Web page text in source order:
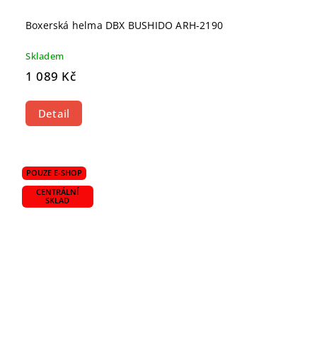
Boxerská helma DBX BUSHIDO ARH-2190
Skladem
1 089 Kč
Detail
POUZE E-SHOP
CENTRÁLNÍ
SKLAD